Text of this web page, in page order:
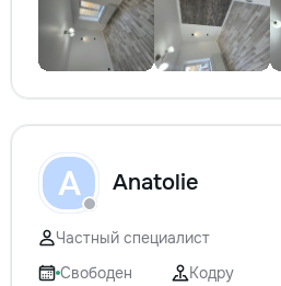
A Anatolie
Частный специалист
Свободен
Кодру